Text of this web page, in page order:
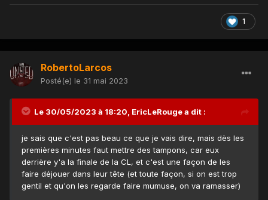
1
RobertoLarcos
Posté(e) le 31 mai 2023
Le 30/05/2023 à 18:20, EricLeRougea dit :
je sais que c'est pas beau ce que je vais dire, mais dès les
premières minutes faut mettre des tampons, car eux
derrière y'a la finale de la CL, et c'est une façon de les
faire déjouer dans leur tête (et toute façon, si on est trop
gentil et qu'on les regarde faire mumuse, on va ramasser)